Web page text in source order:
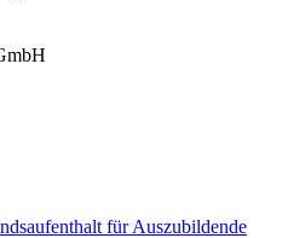
für Auszubildende